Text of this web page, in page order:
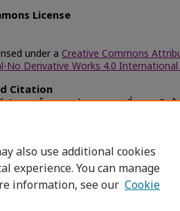
License
under a Creative Commons
No Derivative Works 4.0 International
Citation
ผลของโฆษกและประเภทความเสี่ยงของสินค้
also use additional cookies
experience. You can manage
information, see our Cookie